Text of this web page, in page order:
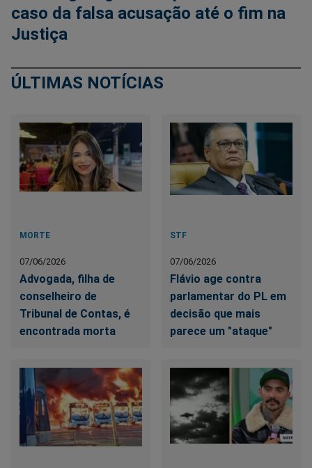
caso da falsa acusação até o fim na
Justiça
ÚLTIMAS NOTÍCIAS
MORTE
07/06/2026
Advogada, filha de
conselheiro de
Tribunal de Contas, é
encontrada morta
STF
07/06/2026
Flávio age contra
parlamentar do PL em
decisão que mais
parece um "ataque"